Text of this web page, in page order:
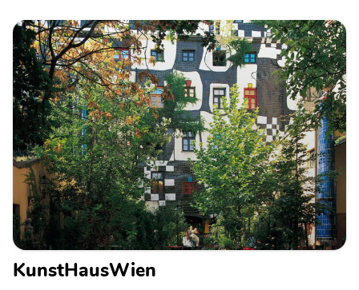
KunstHausWien